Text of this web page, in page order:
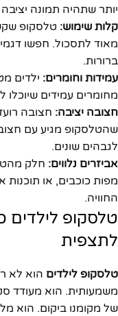
יותר שתהיה תמונה יציבה
קלות שימוש: טלסקופ
מאוד לתסכול. חפשו
ברורות.
עמידות וחומרים: ילדים
מחומרים עמידים שיוכלו
חצובה יציבה: חצובה
שהטלסקופ מגיע עם
לגבהים שונים.
אביזרים נלווים: חלק
מפות כוכבים, או תוכנות
החוויה.
טלסקופ לילדים
לתצפית
טלסקופ לילדים הוא לא
משמעותית. הוא מעודד
של מקומנו ביקום. הוא